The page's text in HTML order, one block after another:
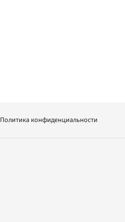
Политика конфиденциальности